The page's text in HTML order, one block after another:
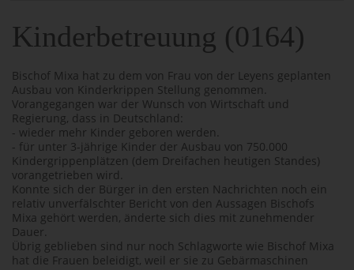
Kinderbetreuung (0164)
Bischof Mixa hat zu dem von Frau von der Leyens geplanten
Ausbau von Kinderkrippen Stellung genommen.
Vorangegangen war der Wunsch von Wirtschaft und
Regierung, dass in Deutschland:
- wieder mehr Kinder geboren werden.
- für unter 3-jährige Kinder der Ausbau von 750.000
Kindergrippenplätzen (dem Dreifachen heutigen Standes)
vorangetrieben wird.
Konnte sich der Bürger in den ersten Nachrichten noch ein
relativ unverfälschter Bericht von den Aussagen Bischofs
Mixa gehört werden, änderte sich dies mit zunehmender
Dauer.
Übrig geblieben sind nur noch Schlagworte wie Bischof Mixa
hat die Frauen beleidigt, weil er sie zu Gebärmaschinen